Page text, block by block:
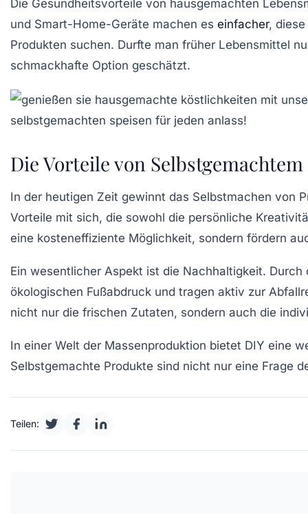
Die Gesundheitsvorteile von hausgemachten
und Smart-Home-Geräte machen es einfacher,
Produkten suchen. Durfte man früher Lebensmittel
schmackhafte Option geschätzt.
Die Vorteile von
In der heutigen Zeit gewinnt das Selbstmachen von
Vorteile mit sich, die sowohl die persönliche
eine kosteneffiziente Möglichkeit, sondern fördern
Ein wesentlicher Aspekt ist die Nachhaltigkeit. Durch
ökologischen Fußabdruck und tragen aktiv zur
nicht nur die frischen Zutaten, sondern auch die
In einer Welt der Massenproduktion bietet DIY eine
Selbstgemachte Produkte sind nicht nur eine Frage
Teilen: